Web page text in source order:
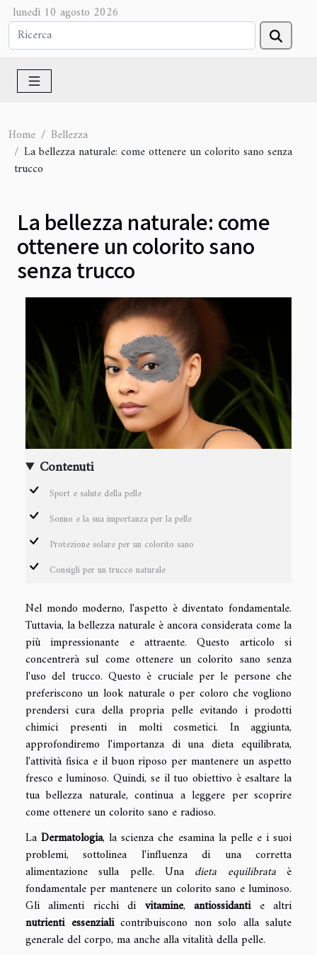
lunedì 10 agosto 2026
Home
Bellezza
La bellezza naturale: come ottenere un colorito sano senza
trucco
La bellezza naturale: come
ottenere un colorito sano
senza trucco
Contenuti
Sport e salute della pelle
Sonno e la sua importanza per la pelle
Protezione solare per un colorito sano
Consigli per un trucco naturale
Nel mondo moderno, l'aspetto è diventato fondamentale.
Tuttavia, la bellezza naturale è ancora considerata come la
più impressionante e attraente. Questo articolo si
concentrerà sul come ottenere un colorito sano senza
l'uso del trucco. Questo è cruciale per le persone che
preferiscono un look naturale o per coloro che vogliono
prendersi cura della propria pelle evitando i prodotti
chimici presenti in molti cosmetici. In aggiunta,
approfondiremo l'importanza di una dieta equilibrata,
l'attività fisica e il buon riposo per mantenere un aspetto
fresco e luminoso. Quindi, se il tuo obiettivo è esaltare la
tua bellezza naturale, continua a leggere per scoprire
come ottenere un colorito sano e radioso.
LaDermatologia, la scienza che esamina la pelle e i suoi
problemi, sottolinea l'influenza di una corretta
alimentazione sulla pelle. Una dieta equilibrataè
fondamentale per mantenere un colorito sano e luminoso.
Gli alimenti ricchi di vitamine,antiossidantie altri
nutrienti essenzialicontribuiscono non solo alla salute
generale del corpo, ma anche alla vitalità della pelle.